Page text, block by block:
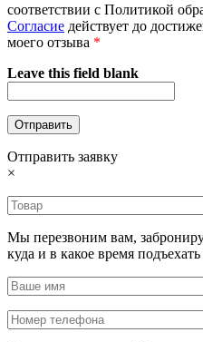
соответствии с Политикой
Согласие действует до
моего отзыва *
Leave this field blank
Отправить заявку
×
Мы перезвоним вам,
куда и в какое время подъехать